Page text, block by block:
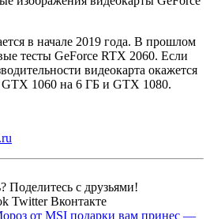
в начале 2019 года. В прошлом
тесты GeForce RTX 2060. Если
видеокарта окажется
GTX 1060 на 6 ГБ и GTX 1080.
Поделитесь с друзьями!
Twitter Вконтакте
от MSI подарки вам принес —